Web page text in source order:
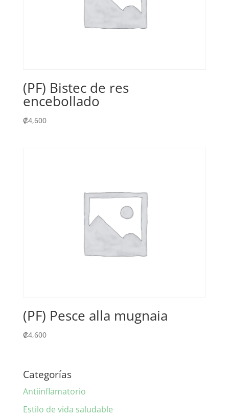
(PF) Bistec de res
encebollado
₡4,600
(PF) Pesce alla mugnaia
₡4,600
Categorías
Antiinflamatorio
Estilo de vida saludable